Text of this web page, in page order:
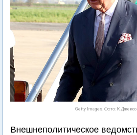
Getty Images. Фото:
Внешнеполитическое